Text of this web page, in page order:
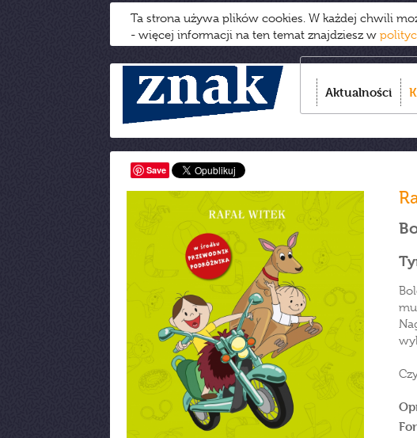
Ta strona używa plików cookies. W każdej chwili
- więcej informacji na ten temat znajdziesz w
Aktualności
Save